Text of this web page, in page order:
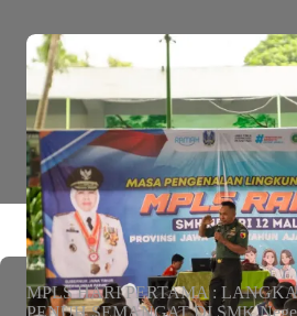
MPLS HARI PERTAMA :
PENUH SEMANGAT DI SMK